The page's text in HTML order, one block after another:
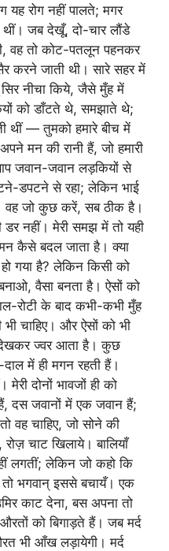
रोग नहीं पालते; मगर
थीं। जब देखूँ, दो-चार लौंडे
वह तो कोट-पतलून पहनकर
करने जाती थी। सारे सहर में
नीचा किये, जैसे मुँह में
को डाँटते थे, समझाते थे;
थीं — तुमको हमारे बीच में
मन की रानी हैं, जो हमारी
जवान-जवान लड़कियों से
डपटने से रहा; लेकिन भाई
वह जो कुछ करें, सब ठीक है।
डर नहीं। मेरी समझ में तो यही
कैसे बदल जाता है। क्या
गया है? लेकिन किसी को
वैसा बनता है। ऐसों को
रोटी के बाद कभी-कभी मुँह
चाहिए। और ऐसों को भी
देखकर ज्वर आता है। कुछ
दाल में ही मगन रहती हैं।
दोनों भावजों ही को
दस जवानों में एक जवान हैं;
वह चाहिए, जो सोने की
रोज़ चाट खिलाये। बालियाँ
लगतीं; लेकिन जो कहो कि
भगवान् इससे बचायँ। एक
काट देना, बस अपना तो
को बिगाड़ते हैं। जब मर्द
भी आँख लड़ायेगी। मर्द